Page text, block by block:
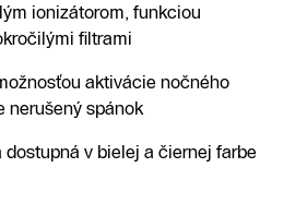
ionizátorom, funkciou
filtrami
aktivácie nočného
nerušený spánok
v bielej a čiernej farbe